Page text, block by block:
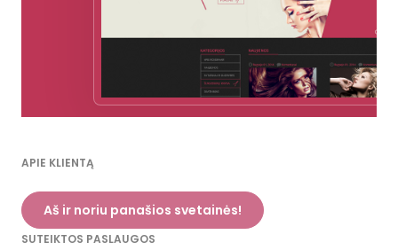
APIE KLIENTĄ
Aš ir noriu panašios svetainės!
SUTEIKTOS PASLAUGOS